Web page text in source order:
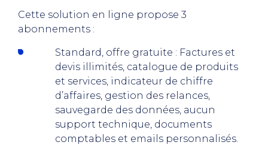
Cette solution en ligne propose 3
abonnements :
Standard, offre gratuite : Factures et
devis illimités, catalogue de produits
et services, indicateur de chiffre
d’affaires, gestion des relances,
sauvegarde des données, aucun
support technique, documents
comptables et emails personnalisés.